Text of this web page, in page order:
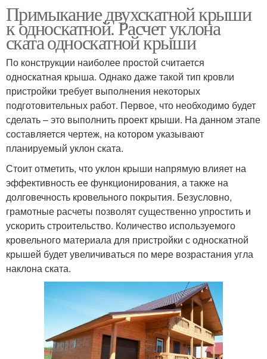
Примыкание двухскатной крыши
к односкатной. Расчет уклона
ската односкатной крыши
По конструкции наиболее простой считается
односкатная крыша. Однако даже такой тип кровли
пристройки требует выполнения некоторых
подготовительных работ. Первое, что необходимо будет
сделать – это выполнить проект крыши. На данном этапе
составляется чертеж, на котором указывают
планируемый уклон ската.
Стоит отметить, что уклон крыши напрямую влияет на
эффективность ее функционирования, а также на
долговечность кровельного покрытия. Безусловно,
грамотные расчеты позволят существенно упростить и
ускорить строительство. Количество используемого
кровельного материала для пристройки с односкатной
крышей будет увеличиваться по мере возрастания угла
наклона ската.